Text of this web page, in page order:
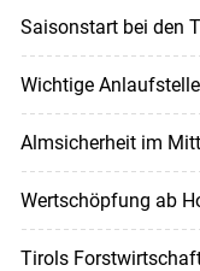
Saisonstart bei den
Wichtige
Almsicherheit im
Wertschöpfung ab
Tirols